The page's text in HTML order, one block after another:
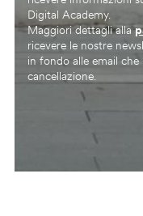
Digital Academy.
Maggiori dettagli alla
ricevere le nostre
in fondo alle email che
cancellazione.